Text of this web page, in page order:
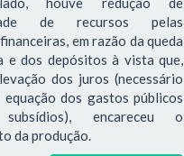
de recursos pelas
em razão da queda
e dos depósitos à vista que,
dos juros (necessário
equação dos gastos públicos
encareceu o
da produção.